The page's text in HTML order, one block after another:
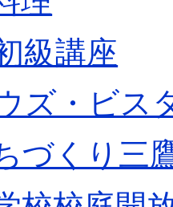
級講座
ズ・ビス
づくり三